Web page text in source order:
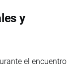
y
el encuentro